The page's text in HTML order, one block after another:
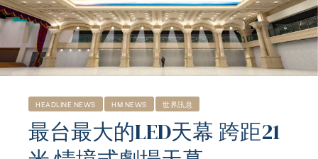
HEADLINE NEWS HM NEWS 世界訊息
最台最大的LED天幕 跨距21